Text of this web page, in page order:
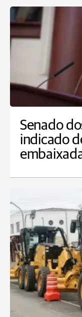
Senado
indicado